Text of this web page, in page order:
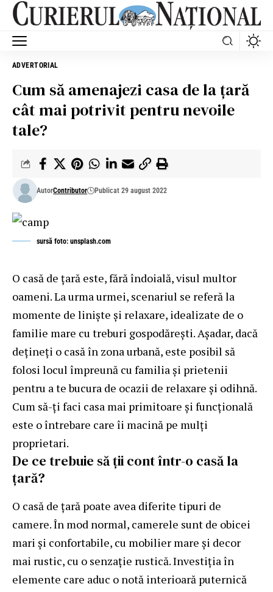
ADVERTORIAL
Cum să amenajezi casa de la țară
cât mai potrivit pentru nevoile
tale?
AutorContributor Publicat 29 august 2022
sursă foto: unsplash.com
O casă de țară este, fără îndoială, visul multor
oameni. La urma urmei, scenariul se referă la
momente de liniște și relaxare, idealizate de o
familie mare cu treburi gospodărești. Așadar, dacă
dețineți o casă în zona urbană, este posibil să
folosi locul împreună cu familia și prietenii
pentru a te bucura de ocazii de relaxare și odihnă.
Cum să-ți faci casa mai primitoare și funcțională
este o întrebare care îi macină pe mulți
proprietari.
De ce trebuie să ții cont într-o casă la
țară?
O casă de țară poate avea diferite tipuri de
camere. În mod normal, camerele sunt de obicei
mari și confortabile, cu mobilier mare și decor
mai rustic, cu o senzație rustică. Investiția în
elemente care aduc o notă interioară puternică